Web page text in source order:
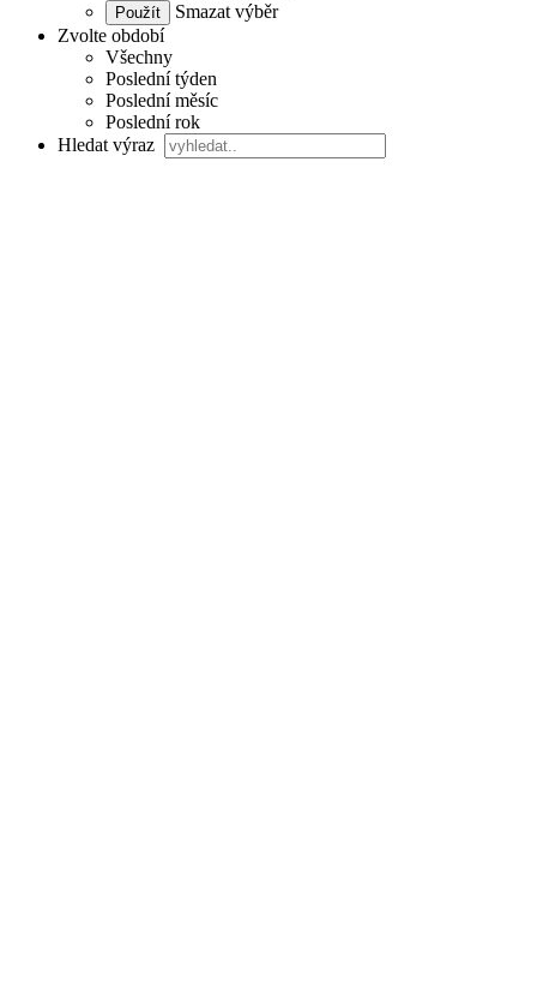
Smazat výběr
Zvolte období
Všechny
Poslední týden
Poslední měsíc
Poslední rok
Hledat výraz